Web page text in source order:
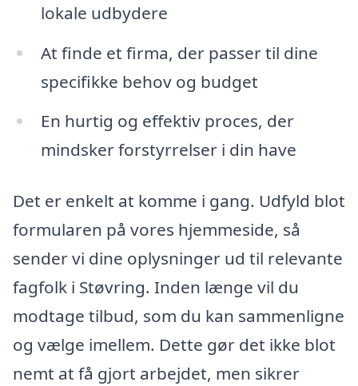
lokale udbydere
At finde et firma, der passer til dine
specifikke behov og budget
En hurtig og effektiv proces, der
mindsker forstyrrelser i din have
Det er enkelt at komme i gang. Udfyld blot
formularen på vores hjemmeside, så
sender vi dine oplysninger ud til relevante
fagfolk i Støvring. Inden længe vil du
modtage tilbud, som du kan sammenligne
og vælge imellem. Dette gør det ikke blot
nemt at få gjort arbejdet, men sikrer